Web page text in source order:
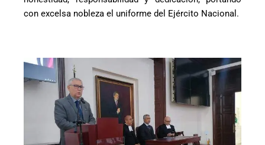
con excelsa nobleza el uniforme del Ejército Nacional.